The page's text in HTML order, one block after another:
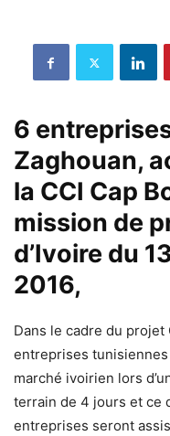
6
Zaghouan,
la CCI Cap
mission de
d’Ivoire du
2016,
Dans le cadre du projet
entreprises tunisiennes
marché ivoirien lors
terrain de 4 jours et ce
entreprises seront